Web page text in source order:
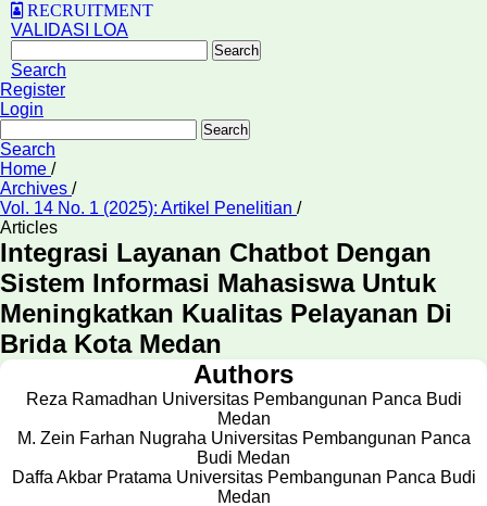
RECRUITMENT
VALIDASI LOA
Search
Search
Register
Login
Search
Search
Home /
Archives /
Vol. 14 No. 1 (2025): Artikel Penelitian /
Articles
Integrasi Layanan Chatbot Dengan
Sistem Informasi Mahasiswa Untuk
Meningkatkan Kualitas Pelayanan Di
Brida Kota Medan
Authors
Reza Ramadhan Universitas Pembangunan Panca Budi
Medan
M. Zein Farhan Nugraha Universitas Pembangunan Panca
Budi Medan
Daffa Akbar Pratama Universitas Pembangunan Panca Budi
Medan